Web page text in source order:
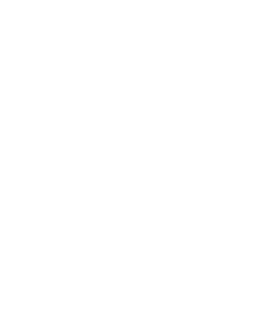
Escritório